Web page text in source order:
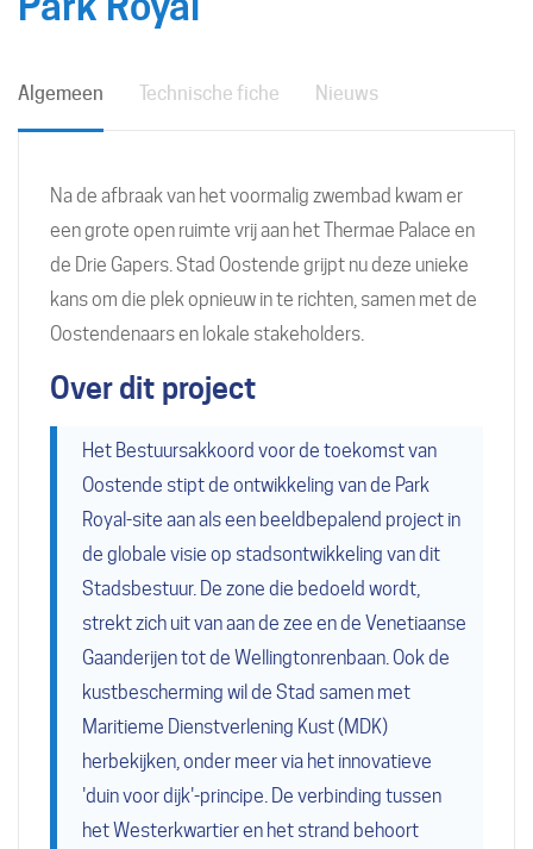
Algemeen Technische fiche Nieuws
Na de afbraak van het voormalig zwembad kwam er
een grote open ruimte vrij aan het Thermae Palace en
de Drie Gapers. Stad Oostende grijpt nu deze unieke
kans om die plek opnieuw in te richten, samen met de
Oostendenaars en lokale stakeholders.
Over dit project
Het Bestuursakkoord voor de toekomst van
Oostende stipt de ontwikkeling van de Park
Royal-site aan als een beeldbepalend project in
de globale visie op stadsontwikkeling van dit
Stadsbestuur. De zone die bedoeld wordt,
strekt zich uit van aan de zee en de Venetiaanse
Gaanderijen tot de Wellingtonrenbaan. Ook de
kustbescherming wil de Stad samen met
Maritieme Dienstverlening Kust (MDK)
herbekijken, onder meer via het innovatieve
'duin voor dijk'-principe. De verbinding tussen
het Westerkwartier en het strand behoort